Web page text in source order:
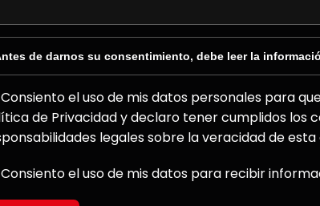
de darnos su consentimiento, debe leer la
Consiento el uso de mis datos personales para
de Privacidad y declaro tener cumplidos los
legales sobre la veracidad de
Consiento el uso de mis datos para recibir